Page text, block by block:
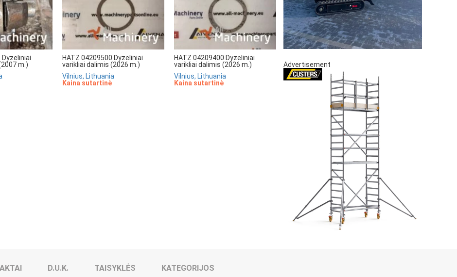
Dyzeliniai
m.)
HATZ 04209500 Dyzeliniai
varikliai dalimis (2026 m.)
Vilnius, Lithuania
Kaina sutartinė
HATZ 04209400 Dyzeliniai
varikliai dalimis (2026 m.)
Vilnius, Lithuania
Kaina sutartinė
Advertisement
D.U.K. TAISYKLĖS KATEGORIJOS